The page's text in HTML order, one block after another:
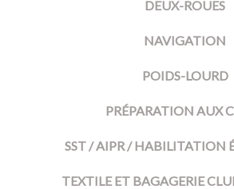
DEUX-ROUES
NAVIGATION
POIDS-LOURD
PRÉPARATION AUX
SST / AIPR / HABILITATION
TEXTILE ET BAGAGERIE